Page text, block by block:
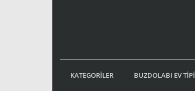
KATEGORİLER BUZDOLABI EV TİPİ